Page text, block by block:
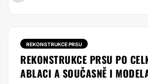
REKONSTRUKCE PRSU
REKONSTRUKCE PRSU PO
ABLACI A SOUČASNĚ I